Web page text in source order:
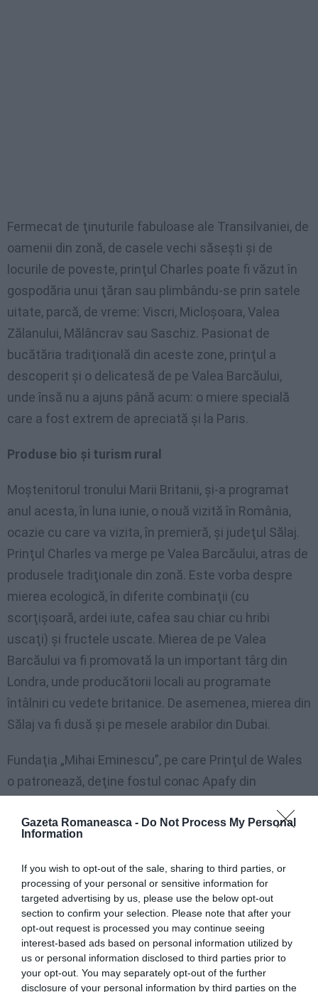
Gazeta Romaneasca - Do Not Process My Personal
Information
If you wish to opt-out of the sale, sharing to third parties, or
processing of your personal or sensitive information for
targeted advertising by us, please use the below opt-out
section to confirm your selection. Please note that after your
opt-out request is processed you may continue seeing
interest-based ads based on personal information utilized by
us or personal information disclosed to third parties prior to
your opt-out. You may separately opt-out of the further
disclosure of your personal information by third parties on the
Fermecat de ţinuturile fabuloase ale Transilvaniei, de
oamenii din zonă, de casele vechi săseşti şi de
locurile de poveste, prinţul Charles poate fi văzut în
gospodăria unui ţăran sau plimbându-se prin satele
uitate, parcă, de vreme: Viscri, Micloşoara, Valea
Zălanului, Mălâncrav sau Saschiz. Pasionat de
bucătăria tradiţională din aceste zone, prinţul a
descoperit şi o delicatesă de pe Valea Barcăului,
unde însă nu a ajuns până acum: o miere specială
care a fost extrem de apreciată şi la Paris.
Produse bio şi turism rural
Moştenitorul tronului Marii Britanii, şi-a programat
anul acesta, în luna iunie, o nouă vizită în România,
ocazie cu care va vizita, în premieră, şi judeţul Sălaj.
Prinţul Charles va merge pe Valea Barcăului, atras de
produsele tradiţionale din zonă. Este vorba despre
mierea ecologică, în diferite combinaţii (cu
scorţişoară, ardei iute, cafea sau chiar cu hribi
uscaţi) şi fructele uscate. Mierea de pe Valea
Barcăului va fi promovată la un important târg din
Londra, unde producătorii locali au programate
întâlniri cu vedete britanice. De asemenea, mierea din
Sălaj va fi dusă şi pe mesele arabilor din Dubai.
Fundaţia „Mihai Eminescu”, pe care Prinţul de Wales
o patronează, deţine fostul conac Apafy din
mere natural, rezultat din livada de meri întinsă pe
Saschiz, judeţul Mureş, prinţul a investit într-un
centru de procesare a produselor ecologice. Casa din
Viscri a prinţului Charles se află şi în circuitul de
turism rural şi cultural, care se adresează, în special,
turiştilor britanici. Preţurile variază de la 279 de lire
sterline (315 euro), pentru un weekend de 3 nopţi,